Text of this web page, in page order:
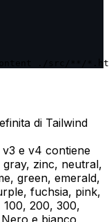
./src/**/
di Tailwind
v3 e v4 contiene
zinc, neutral,
green, emerald,
fuchsia, pink,
100, 200, 300,
e bianco